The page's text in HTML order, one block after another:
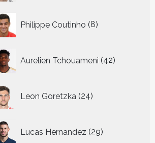
Philippe Coutinho 8
producten
Aurelien Tchouameni 42
producten
Leon Goretzka 24
producten
Lucas Hernandez 29
producten